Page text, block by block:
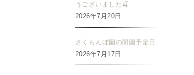
うございました🍒
2026年7月20日
さくらんぼ園の閉園予定日
2026年7月17日